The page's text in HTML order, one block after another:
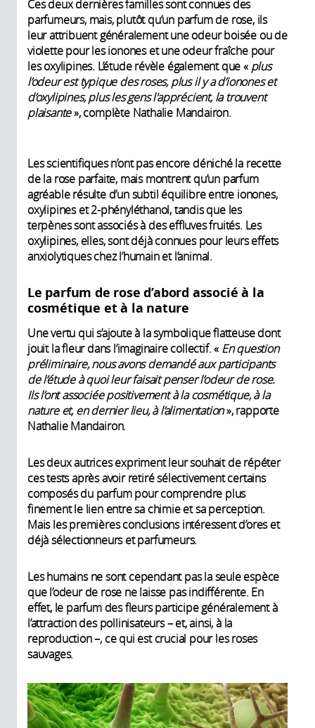
Ces deux dernières familles sont connues des
parfumeurs, mais, plutôt qu’un parfum de rose, ils
leur attribuent généralement une odeur boisée ou de
violette pour les ionones et une odeur fraîche pour
les oxylipines. L’étude révèle également que « plus
l’odeur est typique des roses, plus il y a d’ionones et
d’oxylipines, plus les gens l'apprécient, la trouvent
plaisante», complète Nathalie Mandairon.
Les scientifiques n’ont pas encore déniché la recette
de la rose parfaite, mais montrent qu’un parfum
agréable résulte d’un subtil équilibre entre ionones,
oxylipines et 2-phényléthanol, tandis que les
terpènes sont associés à des effluves fruités. Les
oxylipines, elles, sont déjà connues pour leurs effets
anxiolytiques chez l’humain et l’animal.
Le parfum de rose d’abord associé à la
cosmétique et à la nature
Une vertu qui s’ajoute à la symbolique flatteuse dont
jouit la fleur dans l’imaginaire collectif. « En question
préliminaire, nous avons demandé aux participants
de l’étude à quoi leur faisait penser l’odeur de rose.
Ils l’ont associée positivement à la cosmétique, à la
nature et, en dernier lieu, à l’alimentation», rapporte
Nathalie Mandairon.
Les deux autrices expriment leur souhait de répéter
ces tests après avoir retiré sélectivement certains
composés du parfum pour comprendre plus
finement le lien entre sa chimie et sa perception.
Mais les premières conclusions intéressent d’ores et
déjà sélectionneurs et parfumeurs.
Les humains ne sont cependant pas la seule espèce
que l’odeur de rose ne laisse pas indifférente. En
effet, le parfum des fleurs participe généralement à
l’attraction des pollinisateurs – et, ainsi, à la
reproduction –, ce qui est crucial pour les roses
sauvages.